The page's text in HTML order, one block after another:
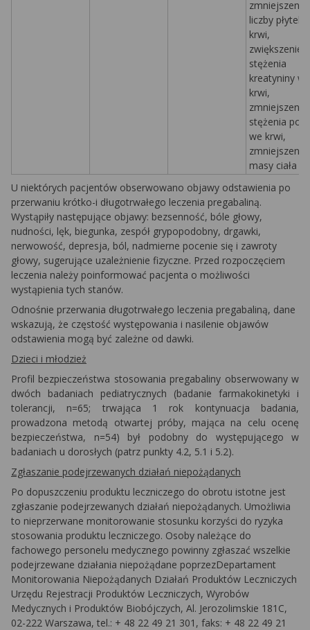
zmniejszenie
liczby płytek
krwi,
zwiększenie
stężenia
kreatyniny we
krwi,
zmniejszenie
stężenia
we krwi,
zmniejszenie
masy ciała
U niektórych pacjentów obserwowano objawy odstawienia po
przerwaniu krótko-i długotrwałego leczenia pregabaliną.
Wystąpiły następujące objawy: bezsenność, bóle głowy,
nudności, lęk, biegunka, zespół grypopodobny, drgawki,
nerwowość, depresja, ból, nadmierne pocenie się i zawroty
głowy, sugerujące uzależnienie fizyczne. Przed rozpoczęciem
leczenia należy poinformować pacjenta o możliwości
wystąpienia tych stanów.
Odnośnie przerwania długotrwałego leczenia pregabaliną, dane
wskazują, że częstość występowania i nasilenie objawów
odstawienia mogą być zależne od dawki.
Dzieci i młodzież
Profil bezpieczeństwa stosowania pregabaliny obserwowany w
dwóch badaniach pediatrycznych (badanie farmakokinetyki i
tolerancji, n=65; trwająca 1 rok kontynuacja badania,
prowadzona metodą otwartej próby, mająca na celu ocenę
bezpieczeństwa, n=54) był podobny do występującego w
badaniach u dorosłych (patrz punkty 4.2, 5.1 i 5.2).
Zgłaszanie podejrzewanych działań niepożądanych
Po dopuszczeniu produktu leczniczego do obrotu istotne jest
zgłaszanie podejrzewanych działań niepożądanych. Umożliwia
to nieprzerwane monitorowanie stosunku korzyści do ryzyka
stosowania produktu leczniczego. Osoby należące do
fachowego personelu medycznego powinny zgłaszać wszelkie
podejrzewane działania niepożądane poprzezDepartament
Monitorowania Niepożądanych Działań Produktów Leczniczych
Urzędu Rejestracji Produktów Leczniczych, Wyrobów
Medycznych i Produktów Biobójczych, Al. Jerozolimskie 181C,
02-222 Warszawa, tel.: + 48 22 49 21 301, faks: + 48 22 49 21